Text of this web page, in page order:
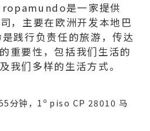
是一家提供
，主要在欧洲开发本地巴
践行负责任的旅游，传达
重要性，包括我们生活的
我们多样的生活方式。
分钟，1º piso CP 28010 马